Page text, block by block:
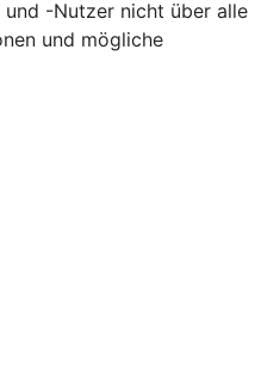
-Nutzer nicht über alle
und mögliche